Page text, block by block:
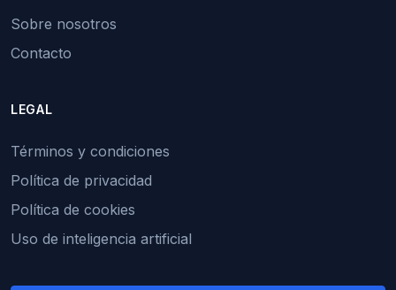
Sobre nosotros
Contacto
LEGAL
Términos y condiciones
Política de privacidad
Política de cookies
Uso de inteligencia artificial